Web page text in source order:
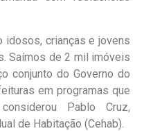
idosos, crianças e jovens
Saímos de 2 mil imóveis
conjunto do Governo do
em programas que
Pablo Cruz,
de Habitação (Cehab).